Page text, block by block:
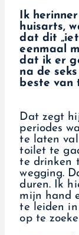
Ik
huisarts,
dat dit
eenmaal
dat ik er
na de
beste van
Dat zegt
periodes
te laten
toilet te
te drinken
wegging.
duren. Ik
mijn hand
te leiden in
op te